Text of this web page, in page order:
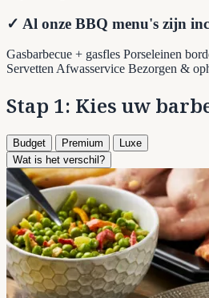
✓ Al onze BBQ menu's zijn
Gasbarbecue + gasfles Porseleinen
ServettenAfwasservice Bezorgen &
Stap 1: Kies uw
Budget Premium
Luxe
Wat is het verschil?